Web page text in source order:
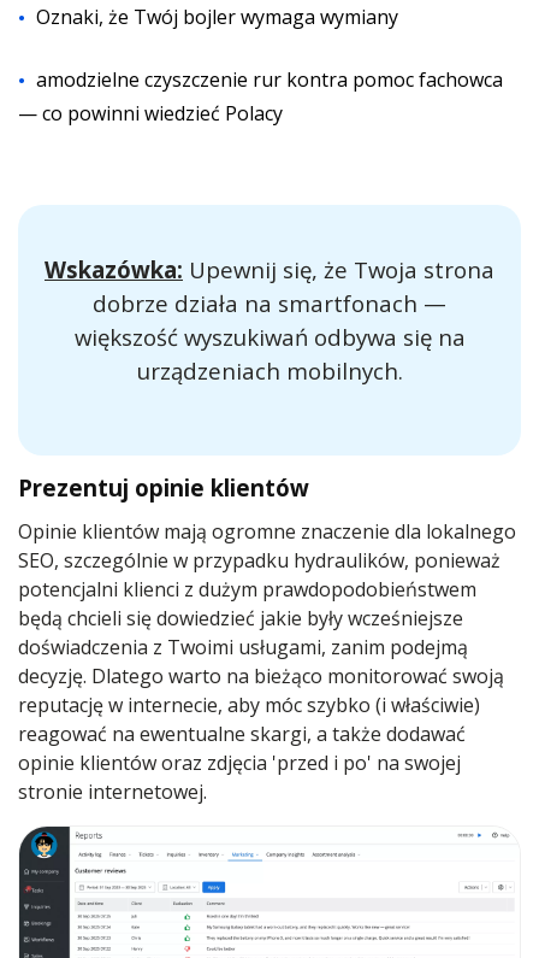
Oznaki, że Twój bojler wymaga wymiany
amodzielne czyszczenie rur kontra pomoc fachowca
— co powinni wiedzieć Polacy
Wskazówka: Upewnij się, że Twoja strona
dobrze działa na smartfonach —
większość wyszukiwań odbywa się na
urządzeniach mobilnych.
Prezentuj opinie klientów
Opinie klientów mają ogromne znaczenie dla lokalnego
SEO, szczególnie w przypadku hydraulików, ponieważ
potencjalni klienci z dużym prawdopodobieństwem
będą chcieli się dowiedzieć jakie były wcześniejsze
doświadczenia z Twoimi usługami, zanim podejmą
decyzję. Dlatego warto na bieżąco monitorować swoją
reputację w internecie, aby móc szybko (i właściwie)
reagować na ewentualne skargi, a także dodawać
opinie klientów oraz zdjęcia 'przed i po' na swojej
stronie internetowej.